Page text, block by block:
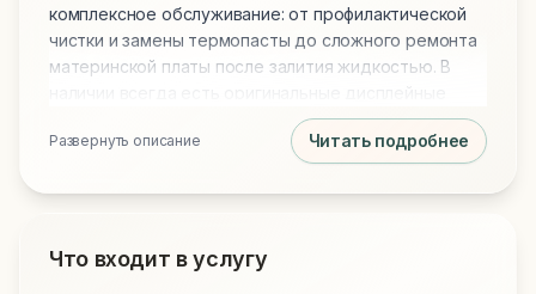
комплексное обслуживание: от профилактической
чистки и замены термопасты до сложного ремонта
материнской платы после залития жидкостью. В
модули, новые аккумуляторы и клавиатуры для
всех моделей. Обращаясь к нам, вы получаете
вашего устройства.
Развернуть описание Читать подробнее
Что входит в услугу